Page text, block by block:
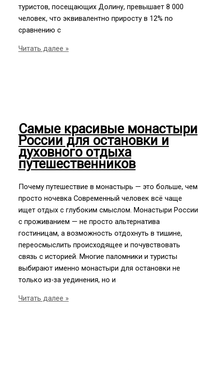
туристов, посещающих Долину, превышает 8 000
человек, что эквивалентно приросту в 12% по
сравнению с
Гейзеры
гейзеров
и
что
там
Читать далее »
Самые красивые монастыри
России для остановки и
духовного отдыха
путешественников
Почему путешествие в монастырь — это больше, чем
просто ночевка Современный человек всё чаще
ищет отдых с глубоким смыслом. Монастыри России
с проживанием — не просто альтернатива
гостиницам, а возможность отдохнуть в тишине,
переосмыслить происходящее и почувствовать
связь с историей. Многие паломники и туристы
выбирают именно монастыри для остановки не
только из-за уединения, но и
Самые
Читать далее »